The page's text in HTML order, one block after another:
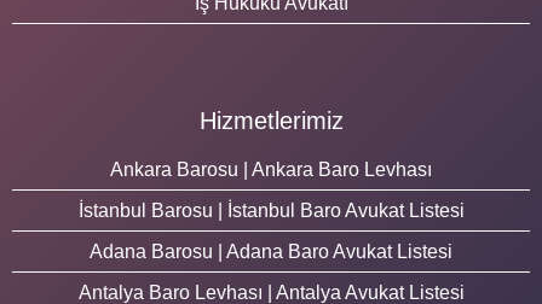
Hizmetlerimiz
Ankara Barosu | Ankara Baro Levhası
İstanbul Barosu | İstanbul Baro Avukat Listesi
Adana Barosu | Adana Baro Avukat Listesi
Antalya Baro Levhası | Antalya Avukat Listesi